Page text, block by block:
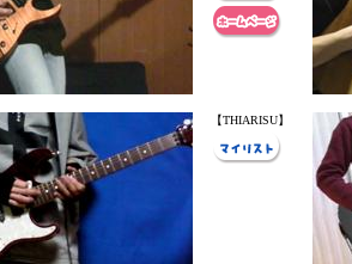
【THIARISU】